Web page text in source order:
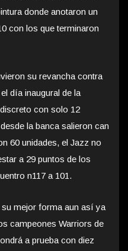
donde anotaron un
con los que terminaron
su revancha contra
día inaugural de la
con solo 12
la banca salieron can
60 unidades, el Jazz no
a 29 puntos de los
n117 a 101.
mejor forma aun así ya
campeones Warriors de
a prueba con diez